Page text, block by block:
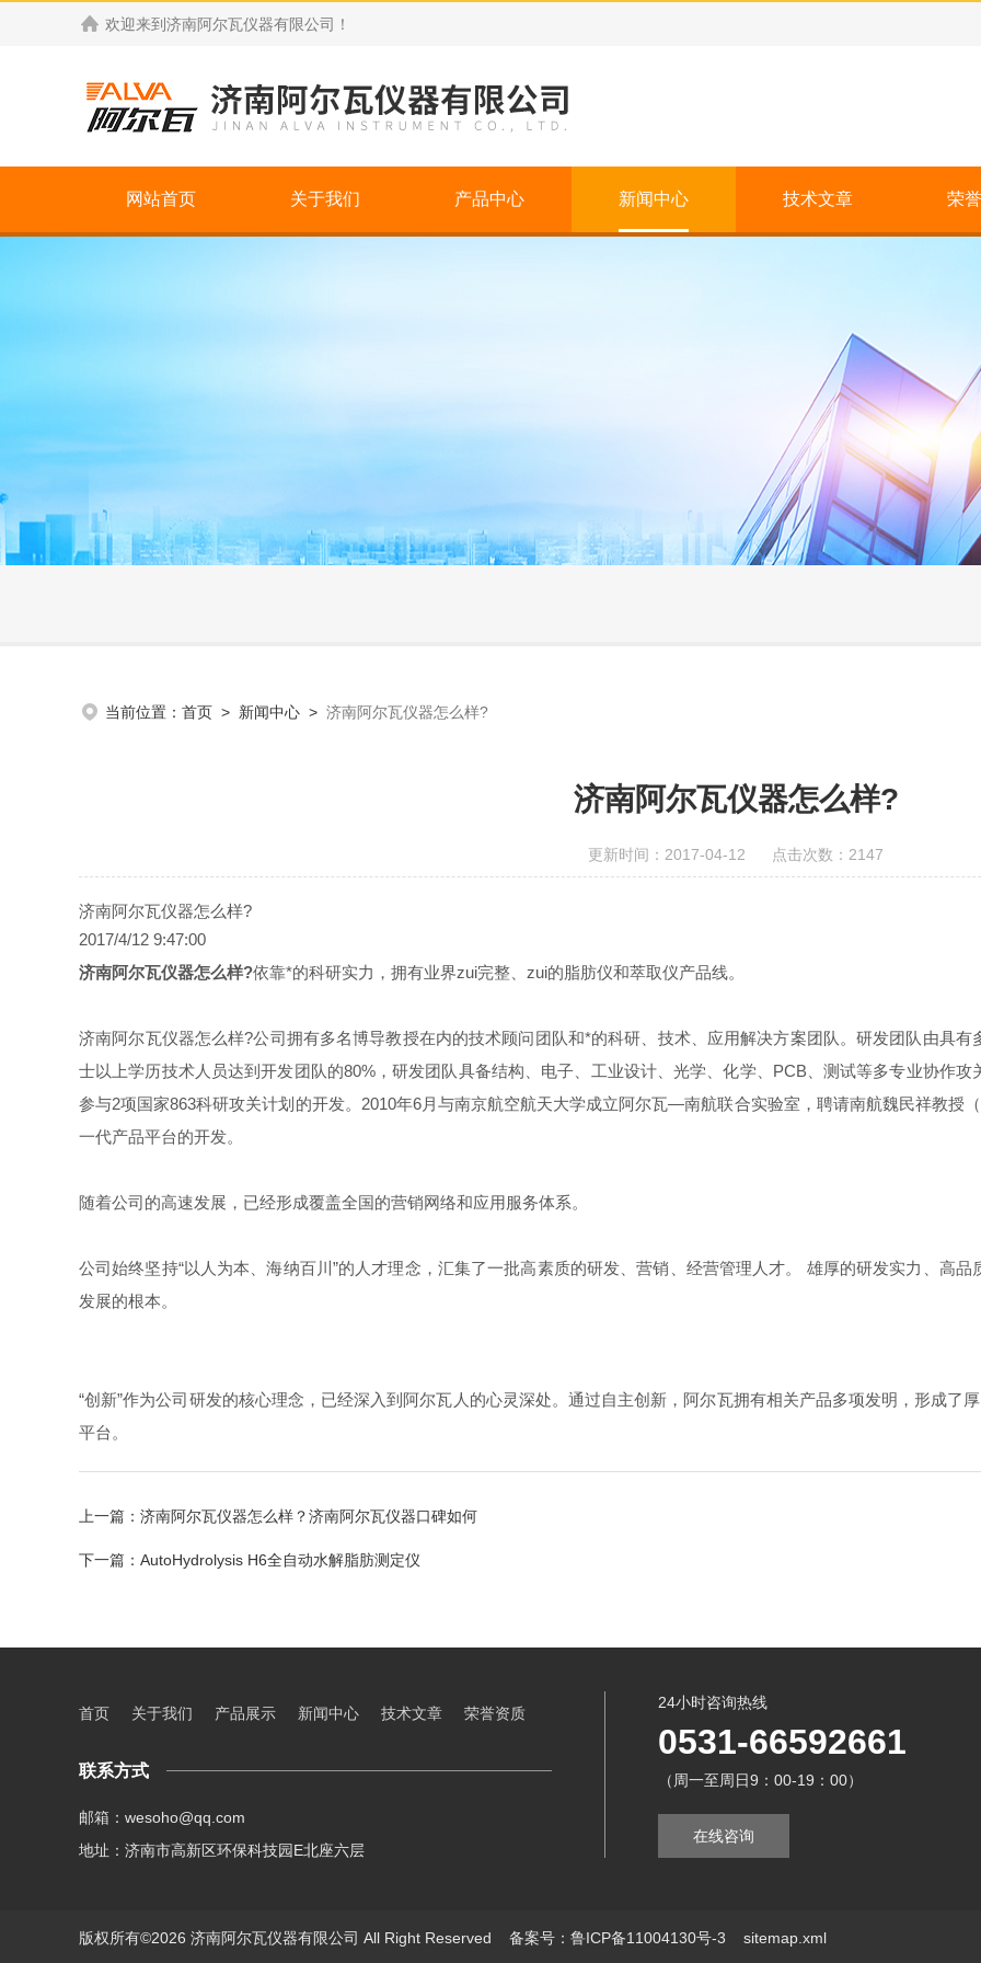
欢迎来到 济南阿尔瓦仪器有限公司 ！
网站首页 关于我们 产品中心 新闻中心 技术文章 荣
当前位置： 首页 > 新闻中心 > 济南阿尔瓦仪器怎么样?
济南阿尔瓦仪器怎么样?
更新时间：2017-04-12 点击次数：2147
济南阿尔瓦仪器怎么样?
2017/4/12 9:47:00
济南阿尔瓦仪器怎么样?依靠*的科研实力，拥有业界zui完整、zui的脂肪仪和萃取仪产品线。
济南阿尔瓦仪器怎么样?公司拥有多名博导教授在内的技术顾问团队和*的科研、技术、应用解决方案团队。研发团队由具
士以上学历技术人员达到开发团队的80%，研发团队具备结构、电子、工业设计、光学、化学、PCB、测试等多专业协作
参与2项国家863科研攻关计划的开发。 2010年6月与南京航空航天大学成立阿尔瓦—南航联合实验室，聘请南航魏民祥教授
一代产品平台的开发。
随着公司的高速发展，已经形成覆盖全国的营销网络和应用服务体系。
公司始终坚持“以人为本、海纳百川”的人才理念，汇集了一批高素质的研发、营销、经营管理人才。 雄厚的研发实力、高
发展的根本。
“创新”作为公司研发的核心理念，已经深入到阿尔瓦人的心灵深处。通过自主创新，阿尔瓦拥有相关产品多项发明，形成了
平台。
上一篇： 济南阿尔瓦仪器怎么样？济南阿尔瓦仪器口碑如何
下一篇： AutoHydrolysis H6全自动水解脂肪测定仪
首页 关于我们 产品展示 新闻中心 技术文章 荣誉资质
联系方式
邮箱：wesoho@qq.com
地址：济南市高新区环保科技园E北座六层
24小时咨询热线
0531-66592661
（周一至周日9：00-19：00）
在线咨询
版权所有©2026 济南阿尔瓦仪器有限公司 All Right Reserved 备案号：鲁ICP备11004130号-3 sitemap.xml